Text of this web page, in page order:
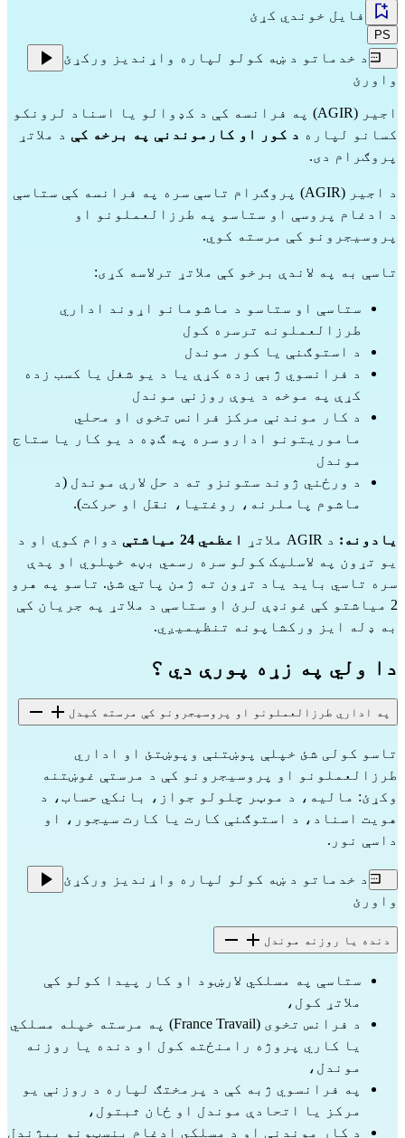
فایل خوندي کړئ
PS
د خدماتو د ښه کولو لپاره واړندیز ورکړئ
واورئ
اجیر (AGIR) په فرانسه کې د کډوالو یا اسناد لرونکو
کسانو لپاره د کور او کارموندنې په برخه کې د ملاتړ
پروګرام دی.
د اجیر (AGIR) پروګرام تاسې سره په فرانسه کې ستاسې
د ادغام پروسې او ستاسو په طرزالعملونو او
پروسیجرونو کې مرسته کوي.
تاسې به په لاندې برخو کې ملاتړ ترلاسه کړی:
ستاسې او ستاسو د ماشومانو اړوند اداري
طرزالعملونه ترسره کول
د استوګنې یا کور موندل
د فرانسوي ژبې زده کړې یا د یو شغل یا کسب زده
کړې په موخه د یوې روزنې موندل
د کار موندنې مرکز فرانس تخوی او محلي
ماموریتونو ادارو سره په ګډه د یو کار یا ستاج
موندل
د ورځني ژوند ستونزو ته د حل لارې موندل (د
ماشوم پاملرنه، روغتیا، نقل او حرکت).
یادونه: د AGIR ملاتړ اعظمي 24 میاشتې
دوام کوي او د
یو تړون په لاسلیک کولو سره رسمي بڼه خپلوي او پدې
سره تاسي باید یاد تړون ته ژمن پاتي شئ. تاسو په هرو
2 میاشتو کې غونډې لرئ او ستاسې د ملاتړ په جریان کې
به ډله ایز ورکشاپونه تنظیمیږي.
دا ولي په زړه پورې دي ؟
په اداري طرزالعملونو او پروسیجرونو کې مرسته کیدل
تاسو کولی شئ خپلې پوښتنې وپوښتئ او اداري
طرزالعملونو او پروسیجرونو کې د مرستې غوښتنه
وکړئ: مالیه، د موټر چلولو جواز، بانکي حساب، د
هویت اسناد، د استوګنې کارت یا کارت سیجور، او
داسې نور.
د خدماتو د ښه کولو لپاره واړندیز ورکړئ
واورئ
دنده یا روزنه موندل
ستاسې په مسلکي لارښود او کار پیدا کولو کې
ملاتړ کول،
د فرانس تخوی (France Travail) په مرسته خپله مسلکي
یا کاري پروژه رامنځته کول او دنده یا روزنه
موندل،
په فرانسوي ژبه کې د پرمختګ لپاره د روزنې یو
مرکز یا اتحادې موندل او ځان ثبتول،
د کار موندنې او د مسلکي ادغام بنسټونو پیژندل